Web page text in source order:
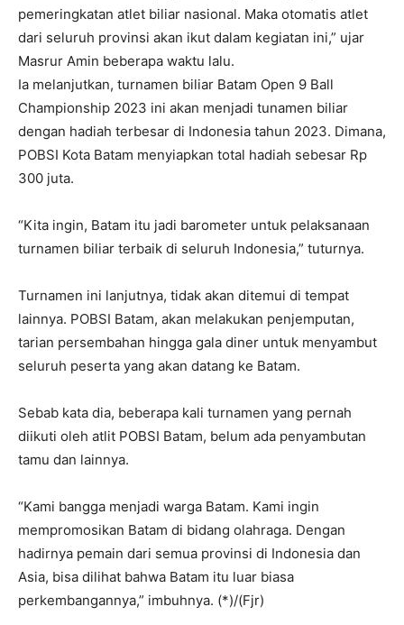
pemeringkatan atlet biliar nasional. Maka otomatis atlet
dari seluruh provinsi akan ikut dalam kegiatan ini,” ujar
Masrur Amin beberapa waktu lalu.
Ia melanjutkan, turnamen biliar Batam Open 9 Ball
Championship 2023 ini akan menjadi tunamen biliar
dengan hadiah terbesar di Indonesia tahun 2023. Dimana,
POBSI Kota Batam menyiapkan total hadiah sebesar Rp
300 juta.
“Kita ingin, Batam itu jadi barometer untuk pelaksanaan
turnamen biliar terbaik di seluruh Indonesia,” tuturnya.
Turnamen ini lanjutnya, tidak akan ditemui di tempat
lainnya. POBSI Batam, akan melakukan penjemputan,
tarian persembahan hingga gala diner untuk menyambut
seluruh peserta yang akan datang ke Batam.
Sebab kata dia, beberapa kali turnamen yang pernah
diikuti oleh atlit POBSI Batam, belum ada penyambutan
tamu dan lainnya.
“Kami bangga menjadi warga Batam. Kami ingin
mempromosikan Batam di bidang olahraga. Dengan
hadirnya pemain dari semua provinsi di Indonesia dan
Asia, bisa dilihat bahwa Batam itu luar biasa
perkembangannya,” imbuhnya. (*)/(Fjr)